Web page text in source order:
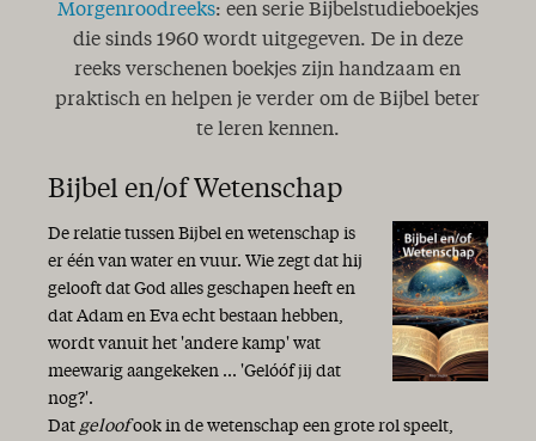
Morgenroodreeks: een serie Bijbelstudieboekjes
die sinds 1960 wordt uitgegeven. De in deze
reeks verschenen boekjes zijn handzaam en
praktisch en helpen je verder om de Bijbel beter
te leren kennen.
Bijbel en/of Wetenschap
De relatie tussen Bijbel en wetenschap is
er één van water en vuur. Wie zegt dat hij
gelooft dat God alles geschapen heeft en
dat Adam en Eva echt bestaan hebben,
wordt vanuit het 'andere kamp' wat
meewarig aangekeken ... 'Gelóóf jij dat
nog?'.
Dat geloofook in de wetenschap een grote rol speelt,